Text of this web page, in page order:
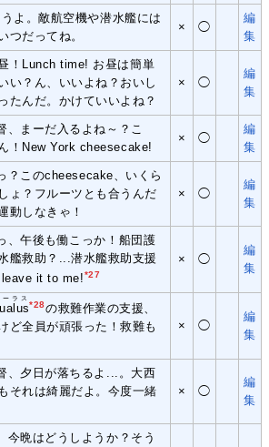
よ。敵航空機や潜水艦には
つだってね。
× ◯
編
集
！Lunch time! お昼は簡単
い？ん、いいよね？おいし
たんだ。かけていいよね？
× ◯
編
集
、まーだ入るよね～？こ
！New York cheesecake!
× ◯
編
集
？このcheesecake、いくら
ょ？フルーツとも合うんだ
動しなきゃ！
× ◯
編
集
、午後も働こっか！船団護
艦救助？...潜水艦救助支援
it to me!*27
× ◯
編
集
ーラス
*28の救難作業の支援、
ど全員が頑張った！救難も
× ◯
編
集
、夕日が落ちるよ...。大西
それは綺麗だよ。今度一緒
× ◯
編
集
今晩はどうしようか？そう